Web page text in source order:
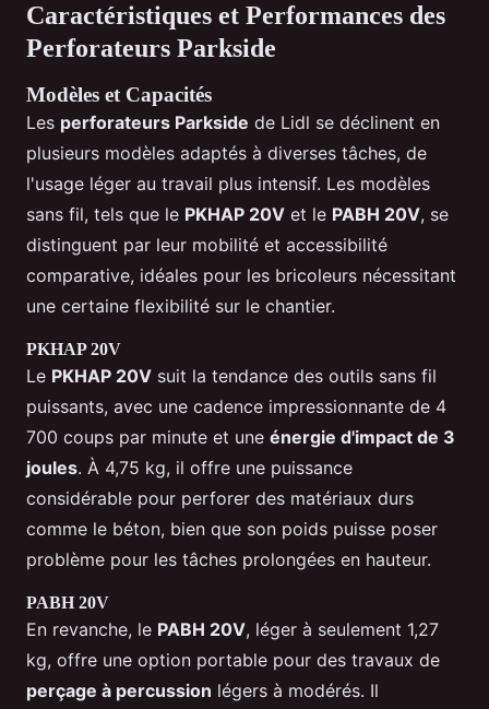
Caractéristiques et Performances des
Perforateurs Parkside
Modèles et Capacités
Les perforateurs Parkside de Lidl se déclinent en
plusieurs modèles adaptés à diverses tâches, de
l'usage léger au travail plus intensif. Les modèles
sans fil, tels que le PKHAP 20V et le PABH 20V, se
distinguent par leur mobilité et accessibilité
comparative, idéales pour les bricoleurs nécessitant
une certaine flexibilité sur le chantier.
PKHAP 20V
Le PKHAP 20V suit la tendance des outils sans fil
puissants, avec une cadence impressionnante de 4
700 coups par minute et une énergie d'impact de 3
joules. À 4,75 kg, il offre une puissance
considérable pour perforer des matériaux durs
comme le béton, bien que son poids puisse poser
problème pour les tâches prolongées en hauteur.
PABH 20V
En revanche, le PABH 20V, léger à seulement 1,27
kg, offre une option portable pour des travaux de
perçage à percussion légers à modérés. Il